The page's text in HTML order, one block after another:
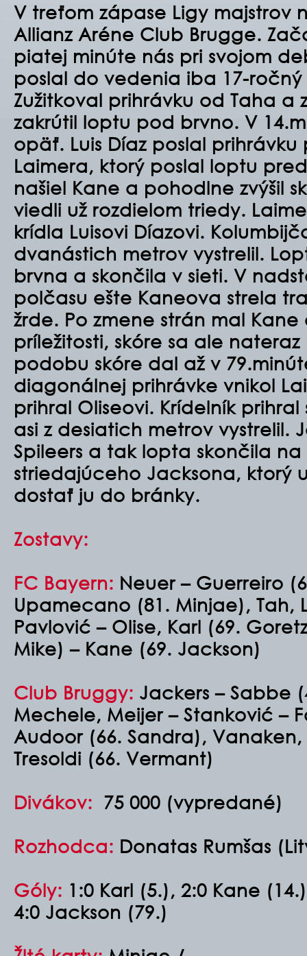
V treťom zápase Ligy majstrov
Allianz Aréne Club Brugge.
piatej minúte nás pri svojom
poslal do vedenia iba 17-ročný
Zužitkoval prihrávku od Taha a
zakrútil loptu pod brvno. V
opäť. Luis Díaz poslal
Laimera, ktorý poslal loptu
našiel Kane a pohodlne zvýšil
viedli už rozdielom triedy.
krídla Luisovi Díazovi.
dvanástich metrov vystrelil.
brvna a skončila v sieti. V
polčasu ešte Kaneova strela
žrde. Po zmene strán mal
príležitosti, skóre sa ale
podobu skóre dal až v
diagonálnej prihrávke vnikol
prihral Oliseovi. Krídelník
asi z desiatich metrov vystrelil.
Spileers a tak lopta skončila
striedajúceho Jacksona, ktorý
dostať ju do bránky.
Zostavy:
FC Bayern: Neuer – Guerreiro
Upamecano (81. Minjae), Tah,
Pavlović – Olise, Karl (69.
Mike) – Kane (69. Jackson)
Club Bruggy: Jackers – Sabbe
Mechele, Meijer – Stanković –
Audoor (66. Sandra), Vanaken,
Tresoldi (66. Vermant)
Divákov: 75 000 (vypredané)
Rozhodca: Donatas Rumšas
Góly: 1:0 Karl (5.), 2:0 Kane
4:0 Jackson (79.)